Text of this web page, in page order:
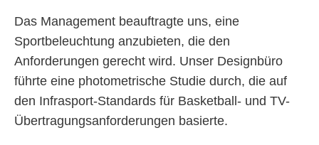
Das Management beauftragte uns, eine
Sportbeleuchtung anzubieten, die den
Anforderungen gerecht wird. Unser Designbüro
führte eine photometrische Studie durch, die auf
den Infrasport-Standards für Basketball- und TV-
Übertragungsanforderungen basierte.